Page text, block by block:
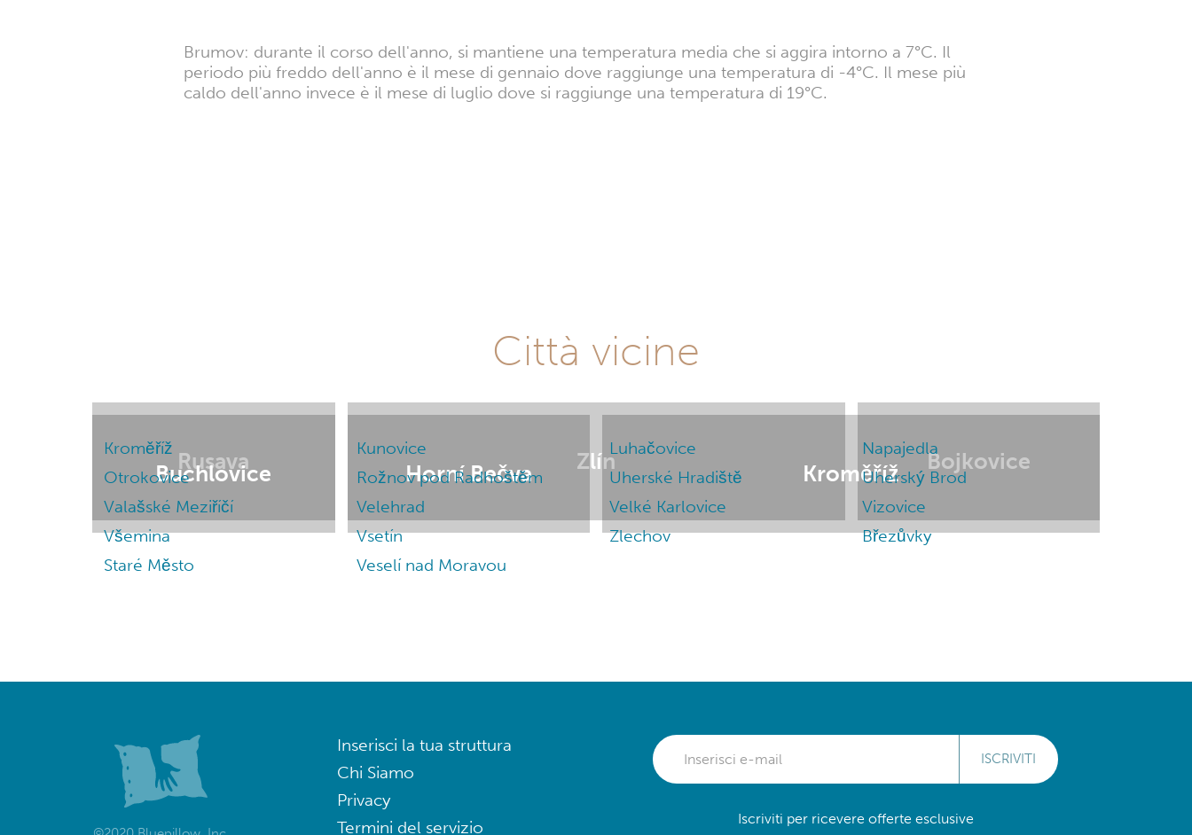
Brumov: durante il corso dell'anno, si mantiene una temperatura media che si aggira intorno a 7°C. Il
periodo più freddo dell'anno è il mese di gennaio dove raggiunge una temperatura di -4°C. Il mese più
caldo dell'anno invece è il mese di luglio dove si raggiunge una temperatura di 19°C.
Città vicine
Rusava Zlín Bojkovice
Buchlovice Horní Bečva Kroměříž
Kroměříž Kunovice Luhačovice
Napajedla
Otrokovice
Rožnov pod Radhoštěm Uherské Hradiště
Uherský Brod
Valašské Meziříčí
Velehrad Velké Karlovice
Vizovice
Všemina
Vsetín Zlechov
Březůvky
Staré Město
Veselí nad Moravou
Inserisci la tua struttura
Chi Siamo
Privacy
Termini del servizio
ISCRIVITI
Iscriviti per ricevere offerte esclusive